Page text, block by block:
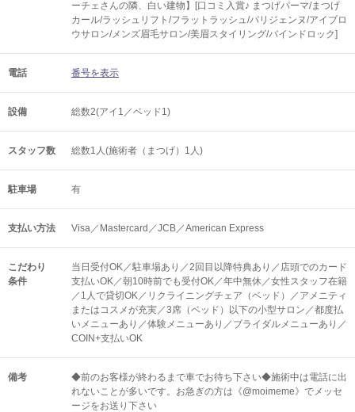
ーチェさんの隣、白い建物】[口コミ入賞♪ まつげパーマ/まつげ
カール/ラッシュリフト/フラットラッシュ/パリジェンヌ/アイブロ
ウサロン/メンズ眉毛サロン/美眉スタイリング/バインドロック]
電話 番号を表示
設備 総数2(アイ1／ベッド1)
スタッフ数 総数1人(施術者（まつげ）1人)
駐車場 有
支払い方法 Visa／Mastercard／JCB／American Express
こだわり
条件
当日受付OK／駐車場あり／2回目以降特典あり／店頭でのカード
支払いOK／朝10時前でも受付OK／年中無休／女性スタッフ在籍
／1人で貸切OK／リクライニングチェア（ベッド）／アメニティ
またはコスメが充実／3席（ベッド）以下の小型サロン／都度払
いメニューあり／体験メニューあり／ブライダルメニューあり／
COIN+支払いOK
備考
◆前のお客様が終わるまで車でお待ち下さい◆施術中は電話に出
れないことが多いです。お急ぎの方は《@moimeme》でメッセ
ージをお送り下さい